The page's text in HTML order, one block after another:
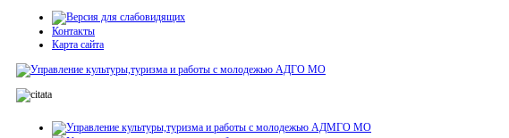
Контакты
Карта сайта